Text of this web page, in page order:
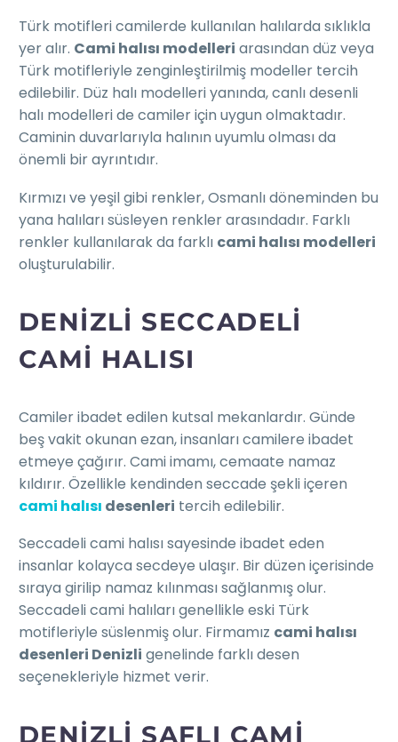
Türk motifleri camilerde kullanılan halılarda sıklıkla
yer alır. Cami halısı modelleri arasından düz veya
Türk motifleriyle zenginleştirilmiş modeller tercih
edilebilir. Düz halı modelleri yanında, canlı desenli
halı modelleri de camiler için uygun olmaktadır.
Caminin duvarlarıyla halının uyumlu olması da
önemli bir ayrıntıdır.
Kırmızı ve yeşil gibi renkler, Osmanlı döneminden bu
yana halıları süsleyen renkler arasındadır. Farklı
renkler kullanılarak da farklı cami halısı modelleri
oluşturulabilir.
DENIZLI SECCADELI
CAMI HALISI
Camiler ibadet edilen kutsal mekanlardır. Günde
beş vakit okunan ezan, insanları camilere ibadet
etmeye çağırır. Cami imamı, cemaate namaz
kıldırır. Özellikle kendinden seccade şekli içeren
cami halısı desenleri tercih edilebilir.
Seccadeli cami halısı sayesinde ibadet eden
insanlar kolayca secdeye ulaşır. Bir düzen içerisinde
sıraya girilip namaz kılınması sağlanmış olur.
Seccadeli cami halıları genellikle eski Türk
motifleriyle süslenmiş olur. Firmamız cami halısı
desenleri Denizli genelinde farklı desen
seçenekleriyle hizmet verir.
DENIZLI SAFLI CAMI